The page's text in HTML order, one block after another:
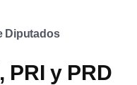
Diputados
PRI y PRD